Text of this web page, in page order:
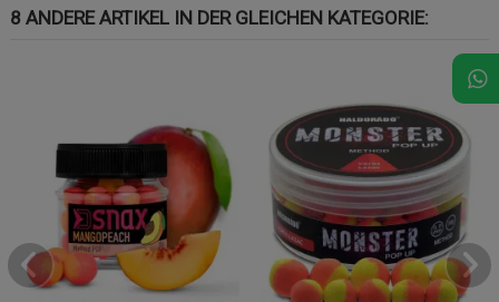
8 ANDERE ARTIKEL IN DER GLEICHEN KATEGORIE: